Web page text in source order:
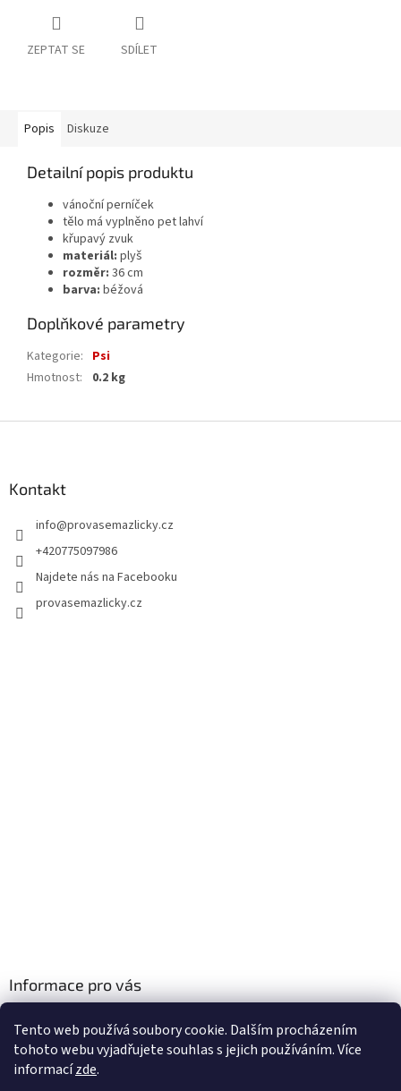
Tento web používá soubory cookie. Dalším procházením
tohoto webu vyjadřujete souhlas s jejich používáním. Více
informacízde.
ZEPTAT SE SDÍLET
Popis Diskuze
Detailní popis produktu
vánoční perníček
tělo má vyplněno pet lahví
křupavý zvuk
materiál: plyš
rozměr: 36 cm
barva: béžová
Doplňkové parametry
Kategorie: Psi
Hmotnost: 0.2 kg
Kontakt
info@provasemazlicky.cz
+420775097986
Najdete nás na Facebooku
provasemazlicky.cz
Informace pro vás
Podmínky ochrany osobních údajů